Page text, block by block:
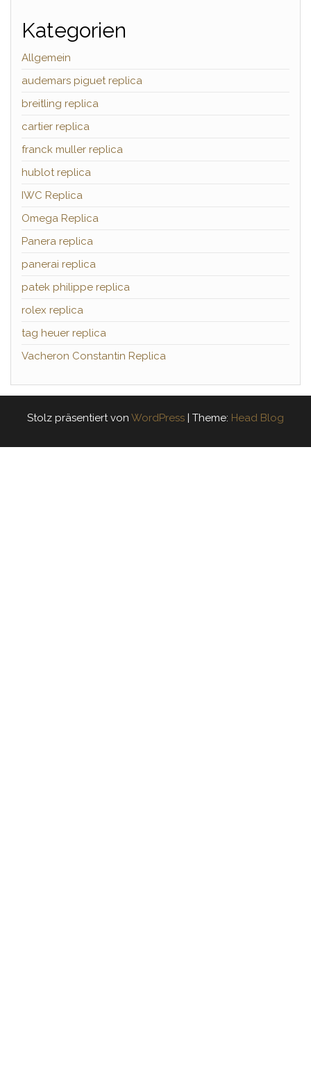
Kategorien
Allgemein
audemars piguet replica
breitling replica
cartier replica
franck muller replica
hublot replica
IWC Replica
Omega Replica
Panera replica
panerai replica
patek philippe replica
rolex replica
tag heuer replica
Vacheron Constantin Replica
Stolz präsentiert von WordPress | Theme: Head Blog